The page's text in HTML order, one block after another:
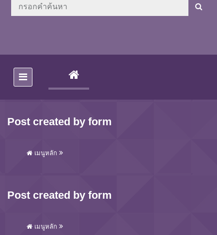
(CURRENT)
Post created by form
เมนูหลัก
Post created by form
เมนูหลัก